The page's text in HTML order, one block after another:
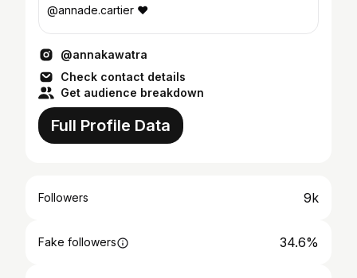
@annade.cartier ❤️
@annakawatra
Check contact details
Get audience breakdown
Full Profile Data
Followers 9k
Fake followers 34.6%